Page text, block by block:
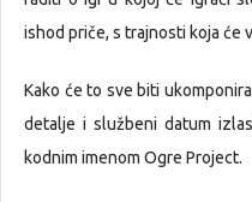
ishod priče, s trajnosti koja će
Kako će to sve biti
detalje i službeni datum
kodnim imenom Ogre Project.